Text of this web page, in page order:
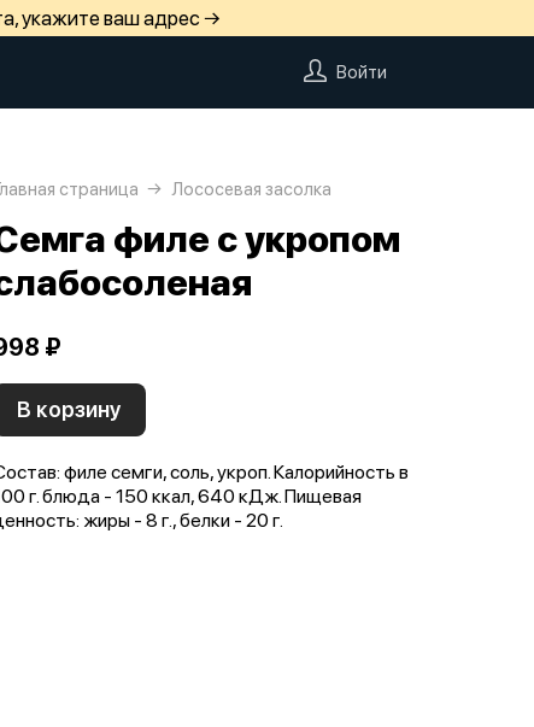
укажите ваш адрес →
Войти
страница Лососевая засолка
филе с укропом
₽
В корзину
филе семги, соль, укроп. Калорийность в
г. блюда - 150 ккал, 640 кДж. Пищевая
жиры - 8 г., белки - 20 г.